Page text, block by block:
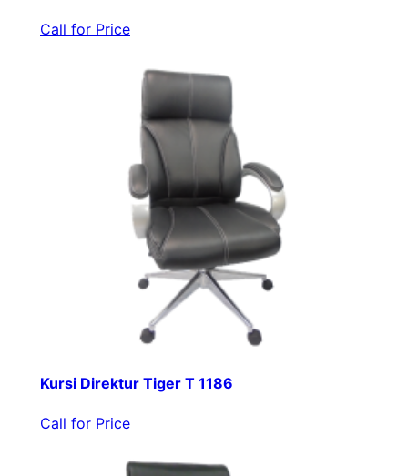
Call for Price
Kursi Direktur Tiger T 1186
Call for Price